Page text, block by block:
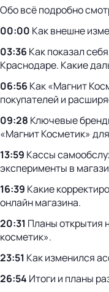
Обо всё подробно
00:00 Как внешне
03:36 Как показал
Краснодаре. Какие
06:56 Как «Магнит
покупателей и
09:28 Ключевые
«Магнит Косметик»
13:59 Кассы
эксперименты в
16:39 Какие
онлайн магазина.
20:31 Планы открытия
косметик».
23:51 Как изменился
26:54 Итоги и планы